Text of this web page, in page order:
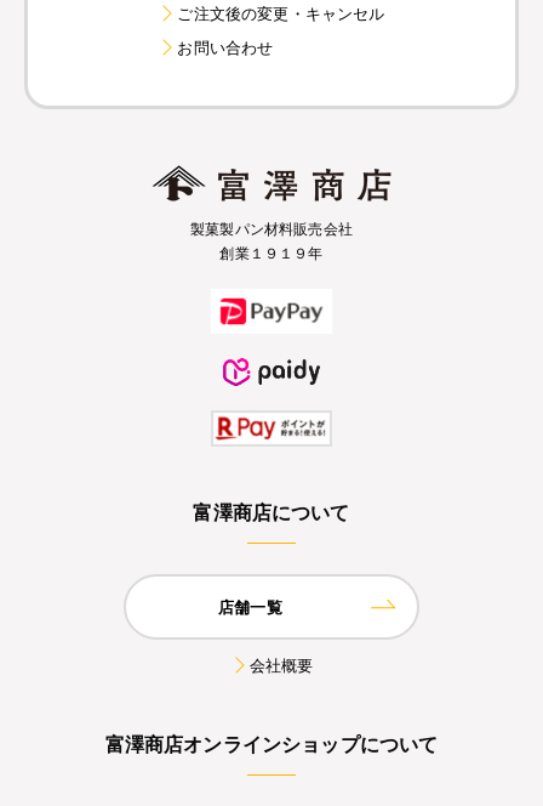
ご注文後の変更・キャンセル
お問い合わせ
製菓製パン材料販売会社
創業１９１９年
富澤商店について
店舗一覧
会社概要
富澤商店オンラインショップについて